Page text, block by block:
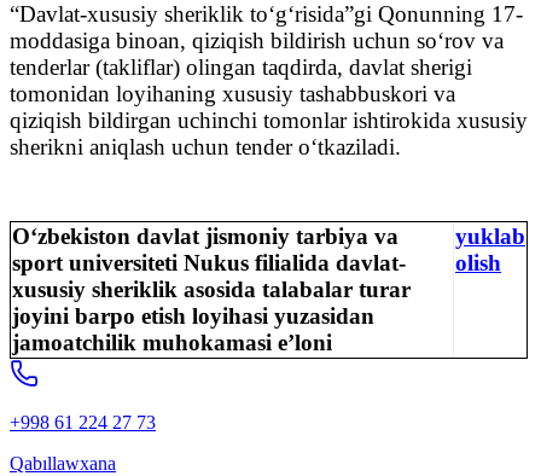
“Davlat-xususiy sheriklik to‘g‘risida”gi Qonunning 17-
moddasiga binoan, qiziqish bildirish uchun so‘rov va
tenderlar (takliflar) olingan taqdirda, davlat sherigi
tomonidan loyihaning xususiy tashabbuskori va
qiziqish bildirgan uchinchi tomonlar ishtirokida xususiy
sherikni aniqlash uchun tender o‘tkaziladi.
O‘zbekiston davlat jismoniy tarbiya va
sport universiteti Nukus filialida davlat-
xususiy sheriklik asosida talabalar turar
joyini barpo etish loyihasi yuzasidan
jamoatchilik muhokamasi e’loni
yuklab
olish
+998 61 224 27 73
Qabıllawxana